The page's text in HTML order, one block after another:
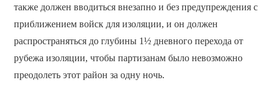
также должен вводиться внезапно и без предупреждения с
приближением войск для изоляции, и он должен
распространяться до глубины 1½ дневного перехода от
рубежа изоляции, чтобы партизанам было невозможно
преодолеть этот район за одну ночь.